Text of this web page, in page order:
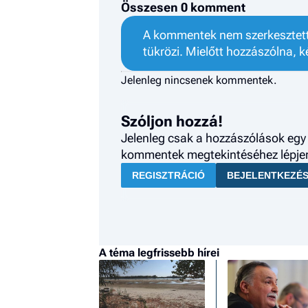
Összesen 0 komment
A kommentek nem
tükrözi. Mielőtt hozzászólna,
Jelenleg nincsenek kommentek.
Szóljon hozzá!
Jelenleg csak a hozzászólások
kommentek megtekintéséhez
REGISZTRÁCIÓ BEJELENTKEZÉS
A téma legfrissebb hírei